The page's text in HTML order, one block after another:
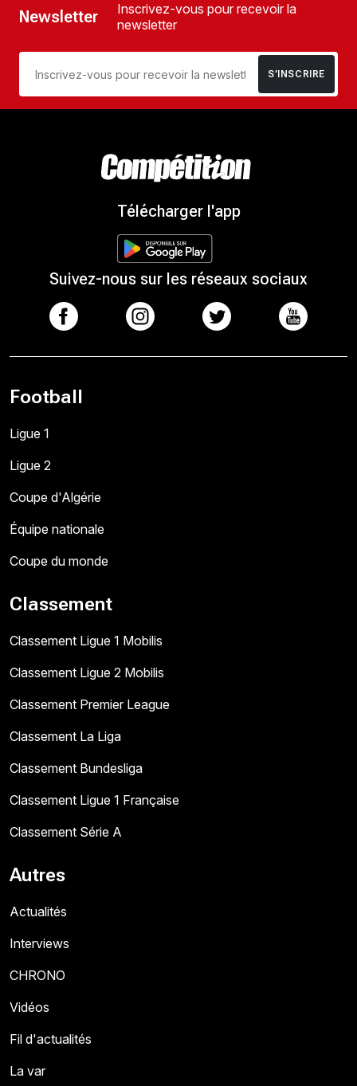
Newsletter
Inscrivez-vous pour recevoir la
newsletter
S’INSCRIRE
Télécharger l'app
Suivez-nous sur les réseaux sociaux
Football
Ligue 1
Ligue 2
Coupe d'Algérie
Équipe nationale
Coupe du monde
Classement
Classement Ligue 1 Mobilis
Classement Ligue 2 Mobilis
Classement Premier League
Classement La Liga
Classement Bundesliga
Classement Ligue 1 Française
Classement Série A
Autres
Actualités
Interviews
CHRONO
Vidéos
Fil d'actualités
La var